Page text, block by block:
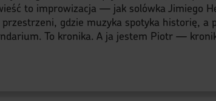
to improwizacja — jak solówka Jimiego
gdzie muzyka spotyka historię,
To kronika. A ja jestem Piotr —